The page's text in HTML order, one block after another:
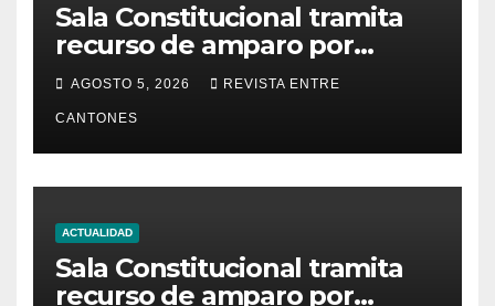
Sala Constitucional tramita
recurso de amparo por
presunta falta de respuesta
en relación con los
fundamentos técnicos del
examen de incorporación al
Colegio de Abogados
AGOSTO 5, 2026 REVISTA ENTRE
CANTONES
ACTUALIDAD
Sala Constitucional tramita
recurso de amparo por